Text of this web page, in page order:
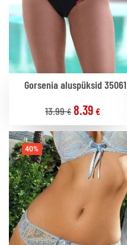
Gorsenia aluspüksid 35061
13.99€ 8.39 €
40%